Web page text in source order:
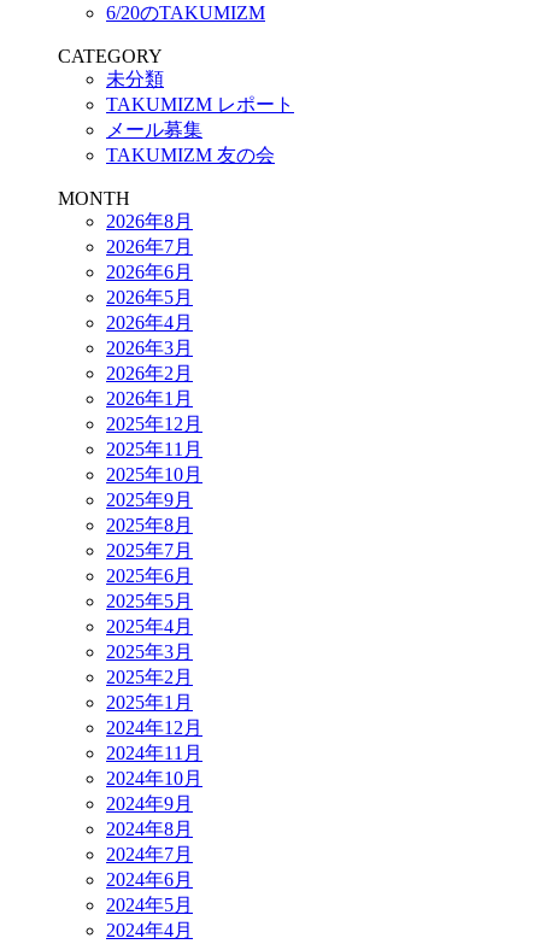
6/20のTAKUMIZM
CATEGORY
未分類
TAKUMIZM レポート
メール募集
TAKUMIZM 友の会
MONTH
2026年8月
2026年7月
2026年6月
2026年5月
2026年4月
2026年3月
2026年2月
2026年1月
2025年12月
2025年11月
2025年10月
2025年9月
2025年8月
2025年7月
2025年6月
2025年5月
2025年4月
2025年3月
2025年2月
2025年1月
2024年12月
2024年11月
2024年10月
2024年9月
2024年8月
2024年7月
2024年6月
2024年5月
2024年4月